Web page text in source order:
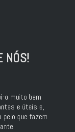
NÓS!
o muito bem
e úteis e,
que fazem